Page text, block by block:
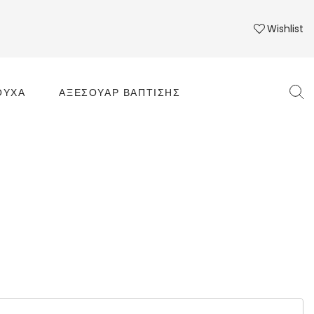
Wishlist
ΑΞΕΣΟΥΆΡ ΒΆΠΤΙΣΗΣ